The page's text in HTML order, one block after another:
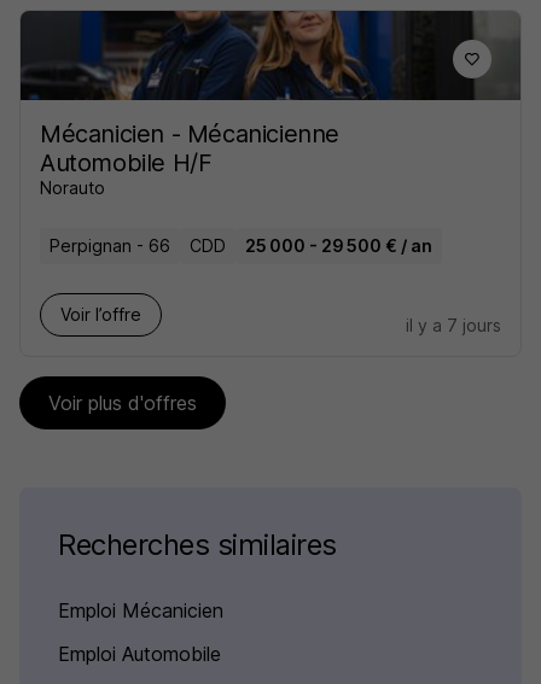
Mécanicien - Mécanicienne
Automobile H/F
Norauto
Perpignan - 66 CDD 25 000 - 29 500 € / an
Voir l’offre
il y a 7 jours
Voir plus d'offres
Recherches similaires
Emploi Mécanicien
Emploi Automobile